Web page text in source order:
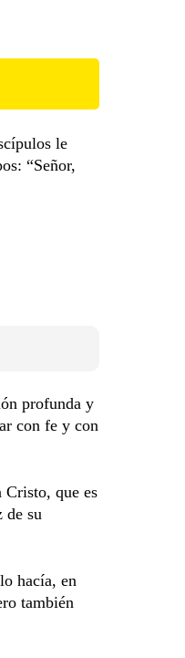
le
“Señor,
profunda y
con fe y con
Cristo, que es
de su
hacía, en
también